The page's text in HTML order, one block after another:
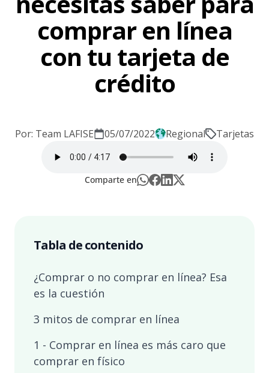
comprar en línea
con tu tarjeta de
crédito
Por: Team LAFISE 05/07/2022 Regional Tarjetas
Comparte en
Tabla de contenido
¿Comprar o no comprar en línea? Esa
es la cuestión
3 mitos de comprar en línea
1 - Comprar en línea es más caro que
comprar en físico